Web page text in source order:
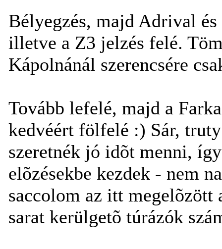
Bélyegzés, majd Adrival
illetve a Z3 jelzés felé.
Kápolnánál szerencsére
Tovább lefelé, majd a
kedvéért fölfelé :) Sár,
szeretnék jó idõt menni,
elõzésekbe kezdek - nem
saccolom az itt megelõzött
sarat kerülgetõ túrázók